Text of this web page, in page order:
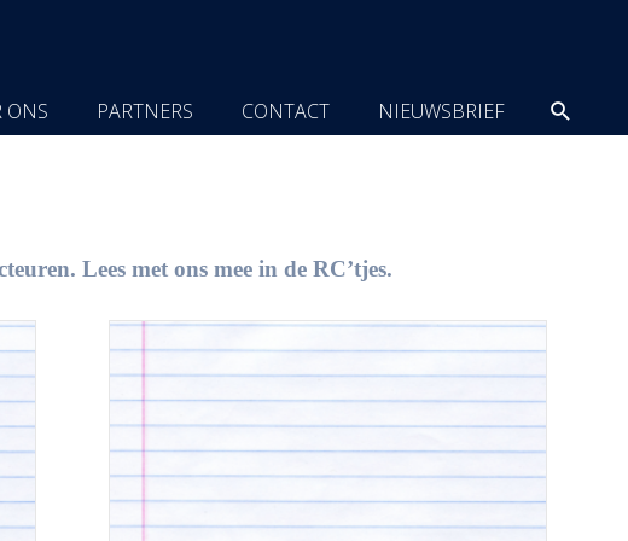
ONS PARTNERS CONTACT NIEUWSBRIEF
Lees met ons mee in de RC’tjes.